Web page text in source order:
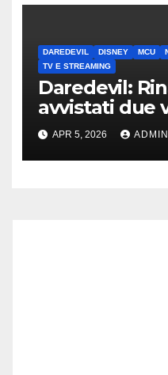
DAREDEVIL DISNEY MCU
TV E STREAMING
Daredevil:
avvistati due
di New York
APR 5, 2026 ADMIN